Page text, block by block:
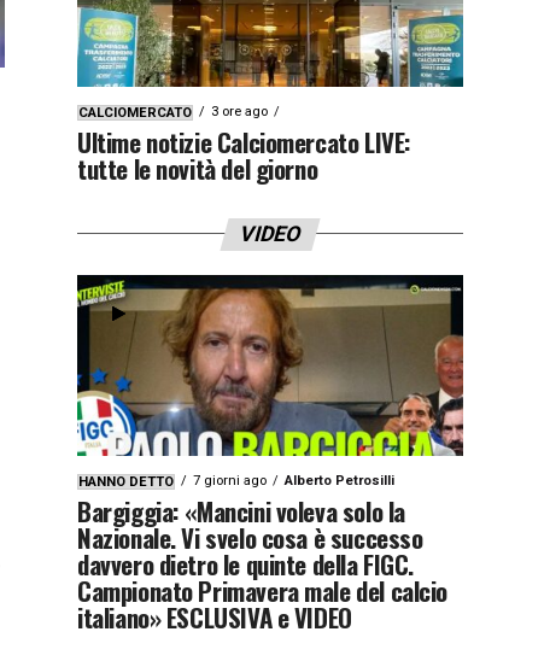
CALCIOMERCATO 3 ore ago
Ultime notizie Calciomercato LIVE:
tutte le novità del giorno
VIDEO
HANNO DETTO 7 giorni ago Alberto Petrosilli
Bargiggia: «Mancini voleva solo la
Nazionale. Vi svelo cosa è successo
davvero dietro le quinte della FIGC.
Campionato Primavera male del calcio
italiano» ESCLUSIVA e VIDEO